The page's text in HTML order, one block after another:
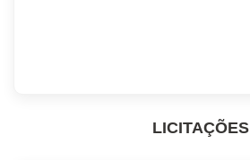
LICITAÇÕES